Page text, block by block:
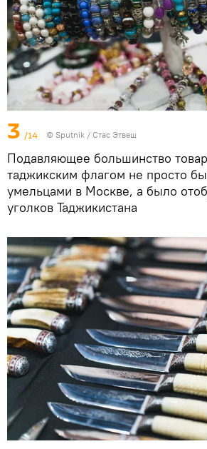
3 /14 © Sputnik / Стас Этвеш
Подавляющее большинство
таджикским флагом не просто
умельцами в Москве, а было
уголков Таджикистана